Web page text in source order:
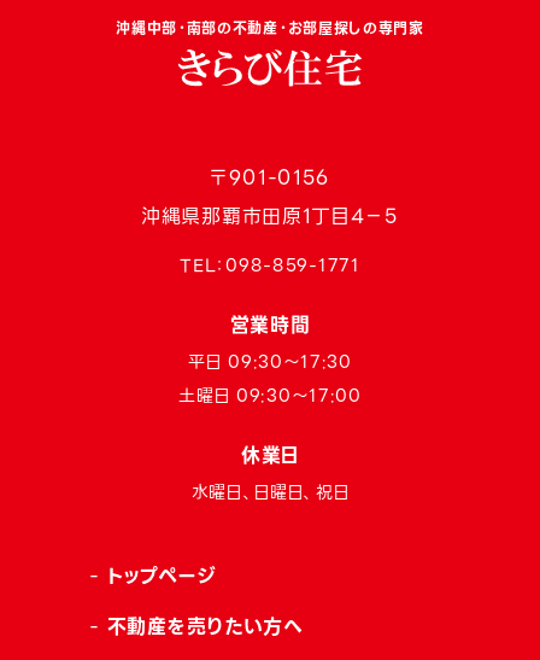
沖縄中部・南部の不動産・お部屋探しの専門家
〒901-0156
沖縄県那覇市田原1丁目4−5
TEL：098-859-1771
営業時間
平日 09:30〜17:30
土曜日 09:30〜17:00
休業日
水曜日、日曜日、祝日
トップページ
不動産を売りたい方へ